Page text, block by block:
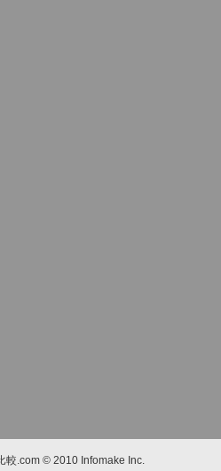
較.com © 2010 Infomake Inc.